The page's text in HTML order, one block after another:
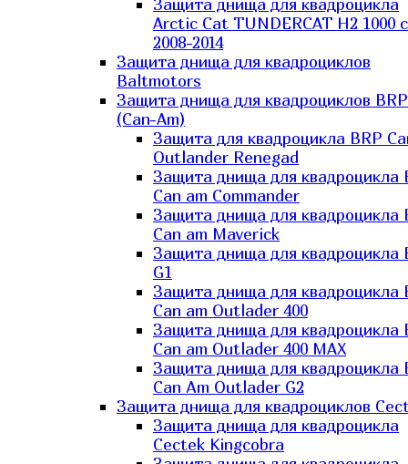
Защита днища для квадроцикла
Arctic Cat TUNDERCAT H2 1000 c
2008-2014
Защита днища для квадроциклов
Baltmotors
Защита днища для квадроциклов BRP
(Can-Am)
Защита для квадроцикла BRP
Outlander Renegad
Защита днища для квадроцикла
Can am Commander
Защита днища для квадроцикла
Can am Maverick
Защита днища для квадроцикла
G1
Защита днища для квадроцикла
Can am Outlader 400
Защита днища для квадроцикла
Can am Outlader 400 MAX
Защита днища для квадроцикла
Can Аm Outlader G2
Защита днища для квадроциклов
Защита днища для квадроцикла
Cectek Kingcobra